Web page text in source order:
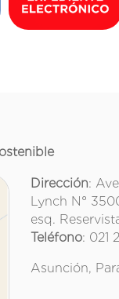
Dirección:
Lynch N°
esq.
Teléfono: 021
Asunción,